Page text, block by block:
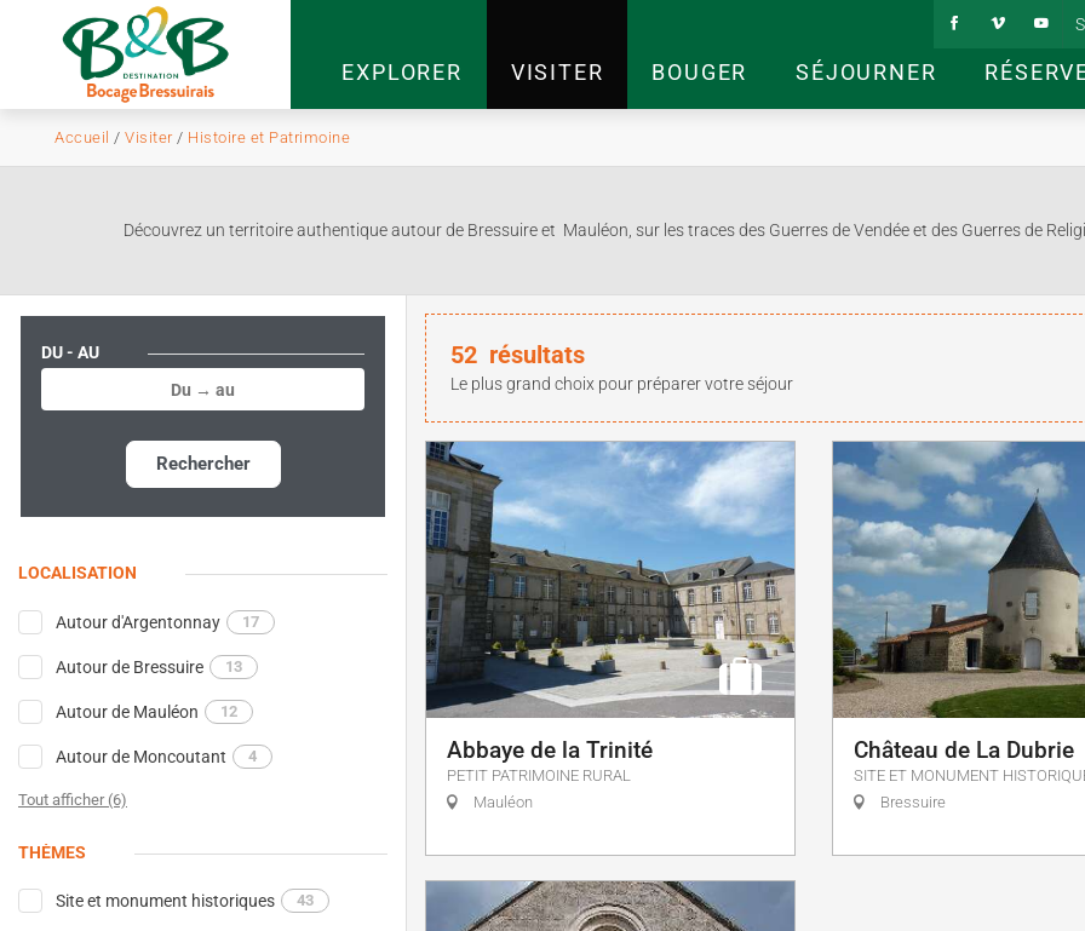
EXPLORER VISITER BOUGER SÉJOURNER
Accueil / Visiter/ Histoire et Patrimoine
Découvrez un territoire authentique autour de Bressuire et Mauléon, sur les traces des Guerres de Vendée et des Guerres de
DU - AU
Rechercher
LOCALISATION
Autour d'Argentonnay 17
Autour de Bressuire 13
Autour de Mauléon 12
Autour de Moncoutant 4
Tout afficher (6)
THÈMES
Site et monument historiques 43
52 résultats
Le plus grand choix pour préparer votre séjour
Abbaye de la Trinité
PETIT PATRIMOINE RURAL
Mauléon
Château de La Dubrie
SITE ET MONUMENT
Bressuire